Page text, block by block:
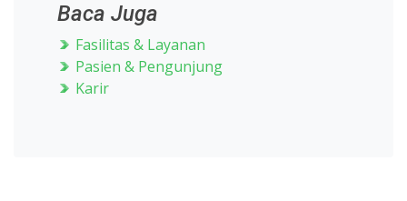
Baca Juga
Fasilitas & Layanan
Pasien & Pengunjung
Karir